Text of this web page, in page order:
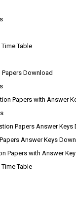
Table
Papers Download
Papers with Answer
Papers Answer Keys
Answer Keys
Papers with Answer
Table